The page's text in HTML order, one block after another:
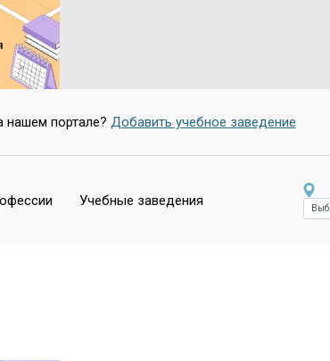
нашем портале? Добавить учебное заведение
Учебные заведения